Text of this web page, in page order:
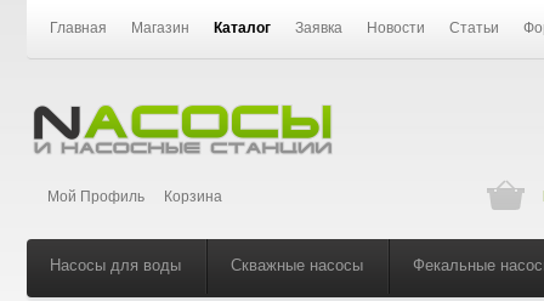
Главная Магазин Каталог Заявка Новости Статьи
Мой Профиль Корзина
Насосы для воды Скважные насосы Фекальные